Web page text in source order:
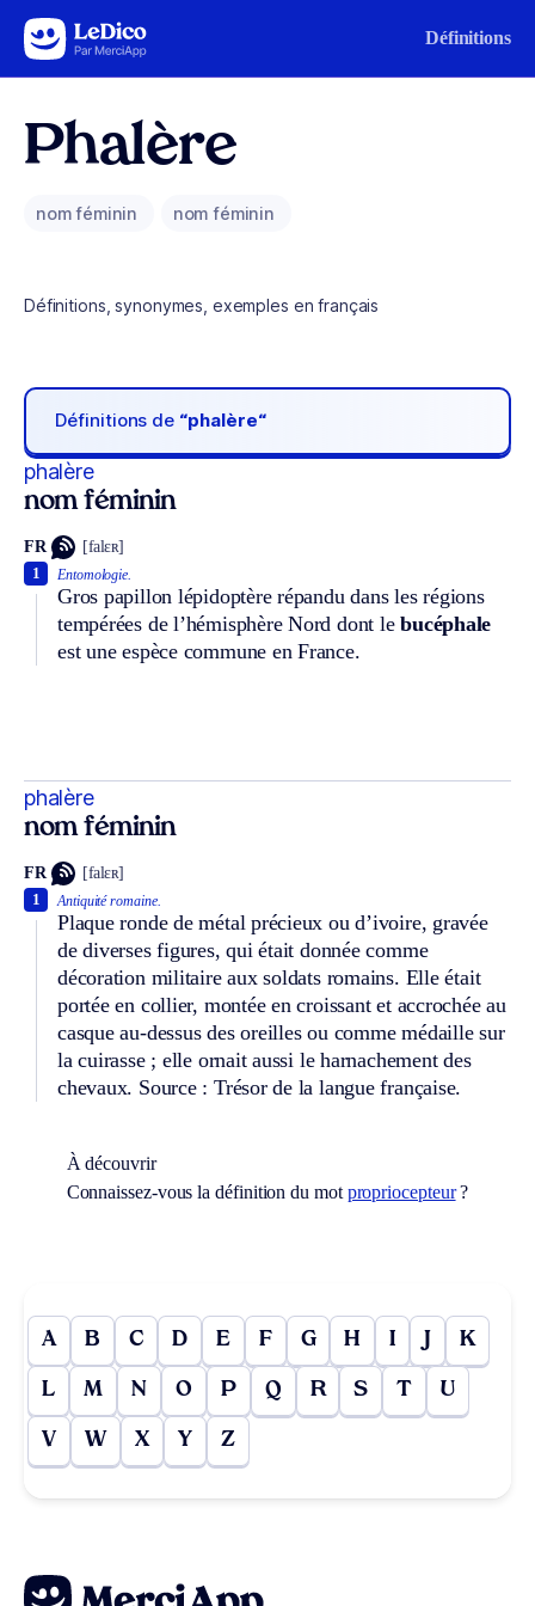
Aller au contenu Définitions
Phalère
nom féminin nom féminin
Définitions, synonymes, exemples en français
Définitions de “phalère“
phalère
nom féminin
FR [falɛʀ]
Entomologie.
Gros papillon lépidoptère répandu dans les régions
tempérées de l’hémisphère Nord dont lebucéphale
est une espèce commune en France.
1
phalère
nom féminin
FR [falɛʀ]
Antiquité romaine.
Plaque ronde de métal précieux ou d’ivoire, gravée
de diverses figures, qui était donnée comme
décoration militaire aux soldats romains. Elle était
portée en collier, montée en croissant et accrochée au
casque au-dessus des oreilles ou comme médaille sur
la cuirasse ; elle ornait aussi le harnachement des
chevaux. Source : Trésor de la langue française.
1
À découvrir
Connaissez-vous la définition du mot propriocepteur?
A B C D E F G H I J K
L M N O P Q R S T U
V W X Y Z